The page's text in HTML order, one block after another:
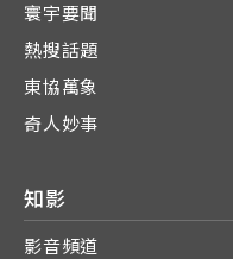
寰宇要聞
熱搜話題
東協萬象
奇人妙事
知影
影音頻道